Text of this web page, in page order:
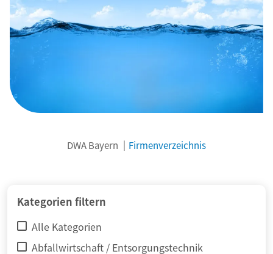
DWA Bayern Firmenverzeichnis
Kategorien filtern
Alle Kategorien
Abfallwirtschaft / Entsorgungstechnik